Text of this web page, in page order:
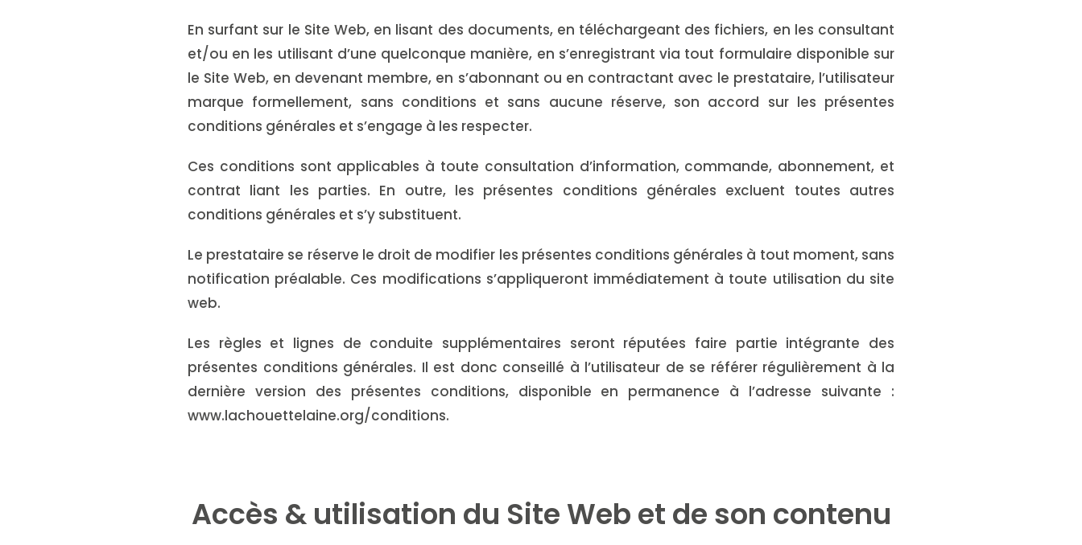
En surfant sur le Site Web, en lisant des documents, en téléchargeant des fichiers, en les consultant
et/ou en les utilisant d’une quelconque manière, en s’enregistrant via tout formulaire disponible sur
le Site Web, en devenant membre, en s’abonnant ou en contractant avec le prestataire, l’utilisateur
marque formellement, sans conditions et sans aucune réserve, son accord sur les présentes
conditions générales et s’engage à les respecter.
Ces conditions sont applicables à toute consultation d’information, commande, abonnement, et
contrat liant les parties. En outre, les présentes conditions générales excluent toutes autres
conditions générales et s’y substituent.
Le prestataire se réserve le droit de modifier les présentes conditions générales à tout moment, sans
notification préalable. Ces modifications s’appliqueront immédiatement à toute utilisation du site
web.
Les règles et lignes de conduite supplémentaires seront réputées faire partie intégrante des
présentes conditions générales. Il est donc conseillé à l’utilisateur de se référer régulièrement à la
dernière version des présentes conditions, disponible en permanence à l’adresse suivante :
www.lachouettelaine.org/conditions.
Accès & utilisation du Site Web et de son contenu